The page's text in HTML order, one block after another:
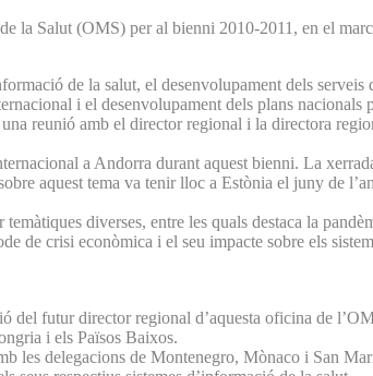
la Salut (OMS) per al bienni 2010-2011, en el
de la salut, el desenvolupament dels
i el desenvolupament dels plans nacionals
reunió amb el director regional i la directora
a Andorra durant aquest bienni. La
aquest tema va tenir lloc a Estònia el juny de
diverses, entre les quals destaca la
de crisi econòmica i el seu impacte sobre els
futur director regional d’aquesta oficina de
i els Països Baixos.
les delegacions de Montenegro, Mònaco i San